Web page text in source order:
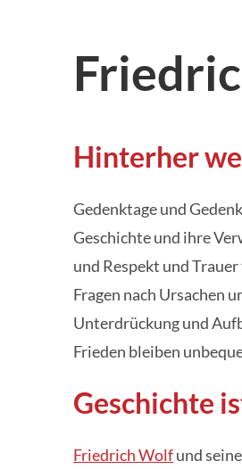
Hinterher
Gedenktage und
Geschichte und ihre
und Respekt und
Fragen nach Ursachen
Unterdrückung und
Frieden bleiben
Geschichte
Friedrich Wolfund